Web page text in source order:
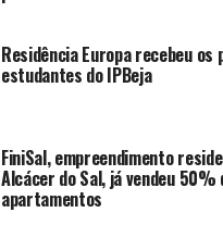
Residência Europa recebeu os
estudantes do IPBeja
FiniSal, empreendimento
Alcácer do Sal, já vendeu 50%
apartamentos